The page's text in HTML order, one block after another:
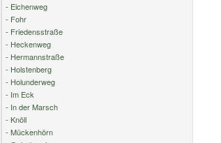
- Eichenweg
- Fohr
- Friedensstraße
- Heckenweg
- Hermannstraße
- Holstenberg
- Holunderweg
- Im Eck
- In der Marsch
- Knöll
- Mückenhörn